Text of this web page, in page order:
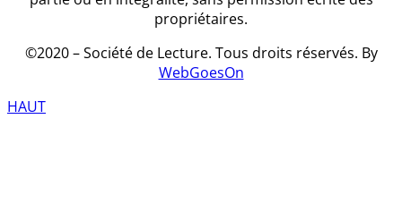
propriétaires.
©2020 – Société de Lecture. Tous droits réservés. By
WebGoesOn
HAUT